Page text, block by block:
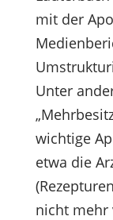
mit der
Unter
wichtige
etwa die
nicht mehr